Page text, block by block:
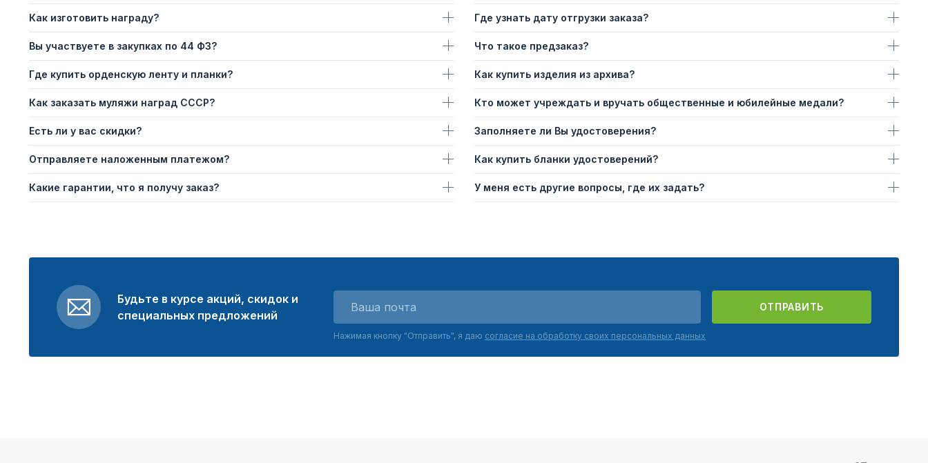
Как изготовить награду?
Вы участвуете в закупках по 44 ФЗ?
Где купить орденскую ленту и планки?
Как заказать муляжи наград СССР?
Есть ли у вас скидки?
Отправляете наложенным платежом?
Какие гарантии, что я получу заказ?
Где узнать дату отгрузки заказа?
Что такое предзаказ?
Как купить изделия из архива?
Кто может учреждать и вручать общественные и юбилейные медали?
Заполняете ли Вы удостоверения?
Как купить бланки удостоверений?
У меня есть другие вопросы, где их задать?
Будьте в курсе акций, скидок и
специальных предложений
ОТПРАВИТЬ
Нажимая кнопку "Отправить", я даю согласие на обработку своих персональных данных